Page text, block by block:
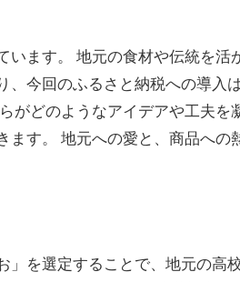
ます。 地元の食材や伝統を活
今回のふるさと納税への導入
がどのようなアイデアや工夫を
す。 地元への愛と、商品への
」を選定することで、地元の高